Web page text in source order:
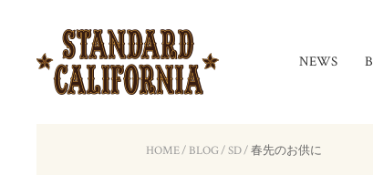
NEWS
HOME/ BLOG/SD/春先のお供に